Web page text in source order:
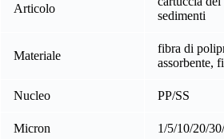
Articolo
sedimenti
Materiale
fibra di
assorbente,
Nucleo PP/SS
Micron 1/5/10/20/